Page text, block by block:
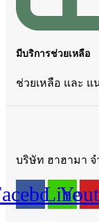
มีบริการช่วยเหลือ
ช่วยเหลือ และ แ
บริษัท ฮาฮามา จ
Line